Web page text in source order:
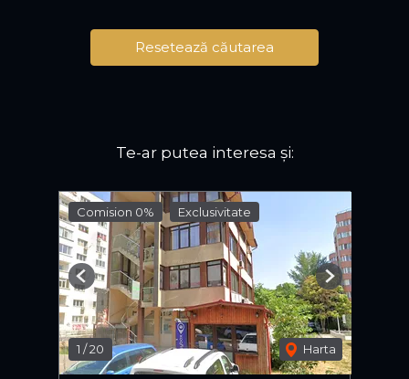
Resetează căutarea
Te-ar putea interesa și:
Comision 0% Exclusivitate
1 /20 Harta
Previous Next